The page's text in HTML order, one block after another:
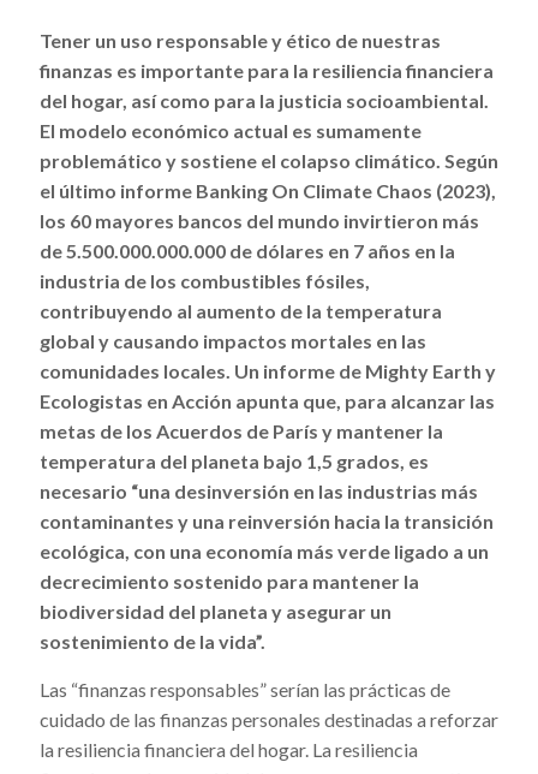
Tener un uso responsable y ético de nuestras
finanzas es importante para la resiliencia financiera
del hogar, así como para la justicia socioambiental.
El modelo económico actual es sumamente
problemático y sostiene el colapso climático. Según
el último informe Banking On Climate Chaos (2023),
los 60 mayores bancos del mundo invirtieron más
de 5.500.000.000.000 de dólares en 7 años en la
industria de los combustibles fósiles,
contribuyendo al aumento de la temperatura
global y causando impactos mortales en las
comunidades locales. Un informe de Mighty Earth y
Ecologistas en Acción apunta que, para alcanzar las
metas de los Acuerdos de París y mantener la
temperatura del planeta bajo 1,5 grados, es
necesario “una desinversión en las industrias más
contaminantes y una reinversión hacia la transición
ecológica, con una economía más verde ligado a un
decrecimiento sostenido para mantener la
biodiversidad del planeta y asegurar un
sostenimiento de la vida”.
Las “finanzas responsables” serían las prácticas de
cuidado de las finanzas personales destinadas a reforzar
la resiliencia financiera del hogar. La resiliencia